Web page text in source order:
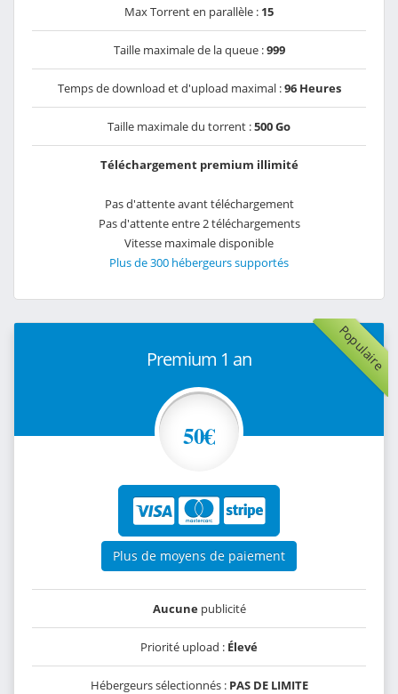
Max Torrent en parallèle : 15
Taille maximale de la queue :999
Temps de download et d'upload maximal :96 Heures
Taille maximale du torrent :500 Go
Téléchargement premium illimité
Pas d'attente avant téléchargement
Pas d'attente entre 2 téléchargements
Vitesse maximale disponible
Plus de 300 hébergeurs supportés
Populaire
Premium 1 an
50€
Plus de moyens de paiement
Aucunepublicité
Priorité upload : Élevé
Hébergeurs sélectionnés : PAS DE LIMITE